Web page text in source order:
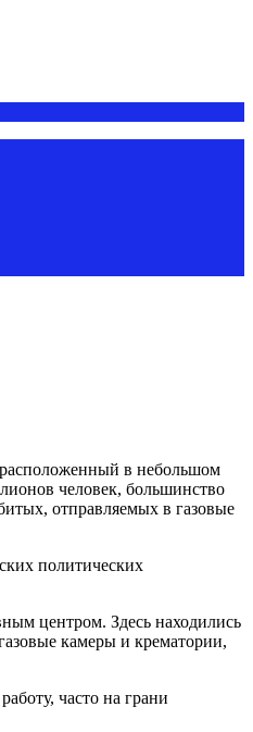
расположенный в небольшом
человек, большинство
отправляемых в газовые
политических
центром. Здесь находились
камеры и крематории,
часто на грани